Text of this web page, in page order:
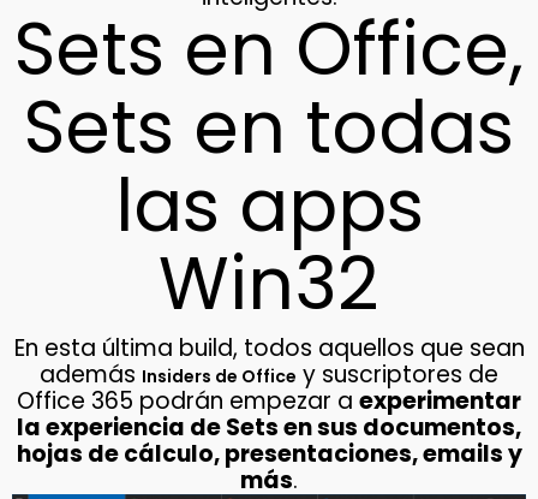
Sets en Office,
Sets en todas
las apps
Win32
En esta última build, todos aquellos que sean
además Insiders de Office y suscriptores de
Office 365 podrán empezar a experimentar
la experiencia de Sets en sus documentos,
hojas de cálculo, presentaciones, emails y
más.